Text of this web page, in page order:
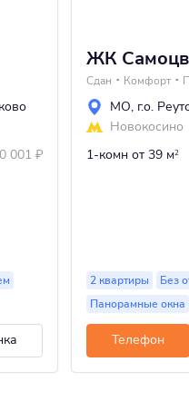
001 ₽
ЖК
Сдан Комфорт
МО, г.о.
Новокосино
1-комн от 39 м2
2 квартиры
Без
Панорамные окна
Телефон